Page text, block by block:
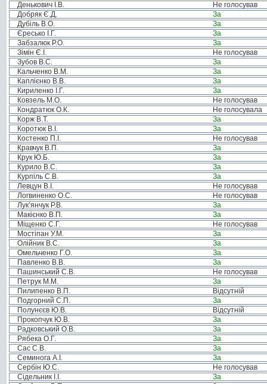
Денькович І.В.
Не голосував
Добряк Є.Д.
За
Дубіль В.О.
За
Єресько І.Г.
За
Забзалюк Р.О.
За
Зімін Є.І.
Не голосував
Зубов В.С.
За
Кальченко В.М.
За
Каплієнко В.В.
За
Кириленко І.Г.
За
Ковзель М.О.
Не голосував
Кондратюк О.К.
Не голосувала
Корж В.Т.
За
Коротюк В.І.
За
Костенко П.І.
Не голосував
Кравчук В.П.
За
Крук Ю.Б.
За
Курило В.С.
За
Курпіль С.В.
За
Левцун В.І.
Не голосував
Логвиненко О.С.
Не голосував
Лук’янчук Р.В.
За
Макієнко В.П.
За
Міщенко С.Г.
Не голосував
Мостіпан У.М.
За
Олійник В.С.
За
Омельченко Г.О.
За
Павленко В.В.
За
Пашинський С.В.
Не голосував
Петрук М.М.
За
Пилипенко В.П.
Відсутній
Подгорний С.П.
За
Полунєєв Ю.В.
Відсутній
Прокопчук Ю.В.
За
Радковський О.В.
За
Рябека О.Г.
За
Сас С.В.
За
Семинога А.І.
За
Сербін Ю.С.
Не голосував
Сідельник І.І.
За